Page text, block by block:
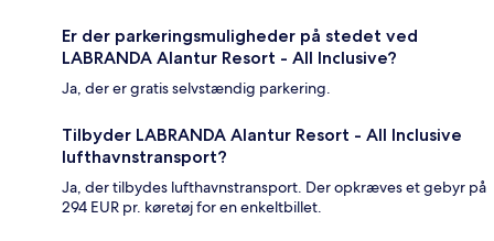
Er der parkeringsmuligheder på stedet ved
LABRANDA Alantur Resort - All Inclusive?
Ja, der er gratis selvstændig parkering.
Tilbyder LABRANDA Alantur Resort - All Inclusive
lufthavnstransport?
Ja, der tilbydes lufthavnstransport. Der opkræves et gebyr på
294 EUR pr. køretøj for en enkeltbillet.